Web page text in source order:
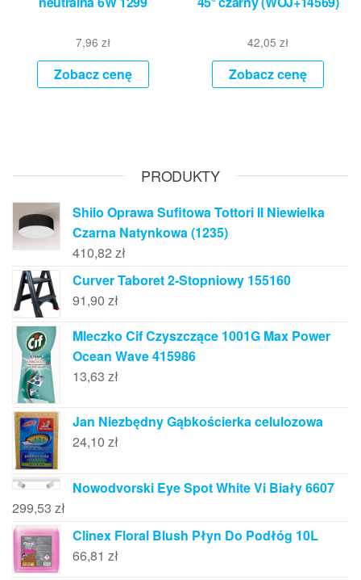
7,96 zł
Zobacz cenę
42,05zł
Zobacz cenę
PRODUKTY
Shilo Oprawa Sufitowa Tottori Il Niewielka
Czarna Natynkowa (1235)
410,82 zł
Curver Taboret 2-Stopniowy 155160
91,90 zł
Mleczko Cif Czyszczące 1001G Max Power
Ocean Wave 415986
13,63 zł
Jan Niezbędny Gąbkościerka celulozowa
24,10 zł
Nowodvorski Eye Spot White Vi Biały 6607
299,53 zł
Clinex Floral Blush Płyn Do Podłóg 10L
66,81 zł